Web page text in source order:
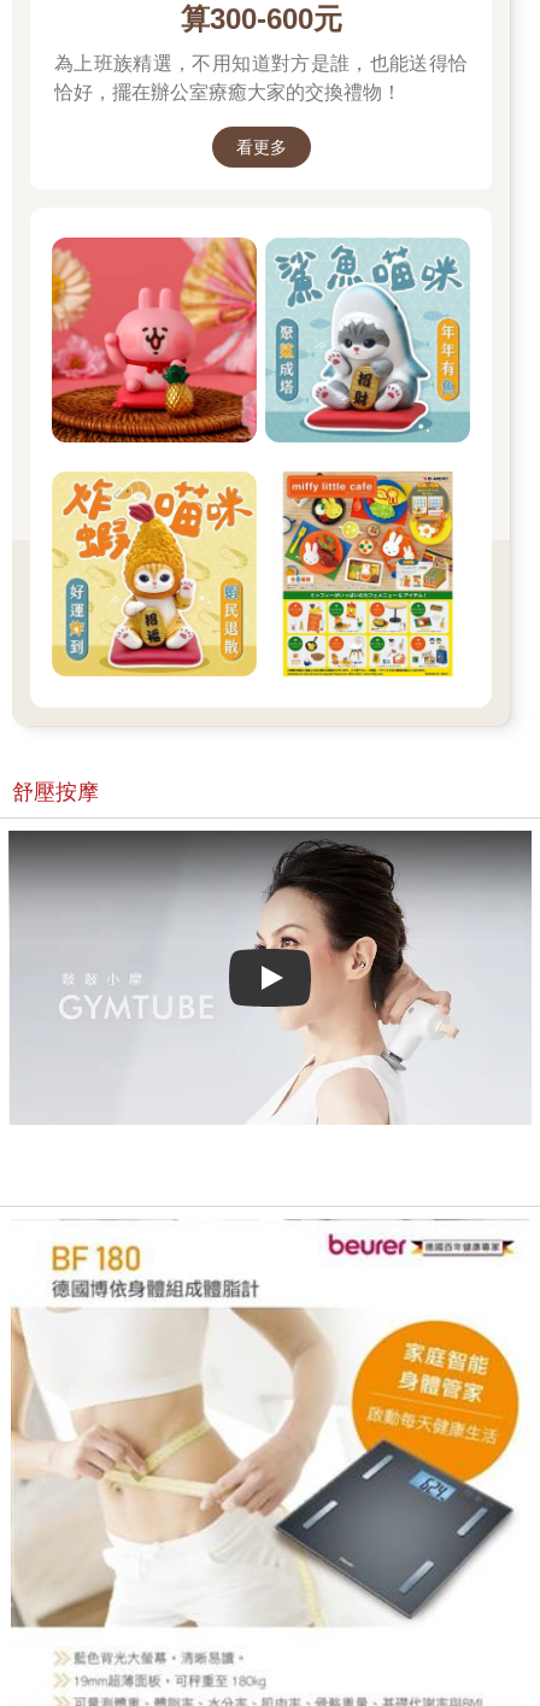
算300-600元
為上班族精選，不用知道對方是誰，也能送得恰
恰好，擺在辦公室療癒大家的交換禮物！
看更多
舒壓按摩
Play video